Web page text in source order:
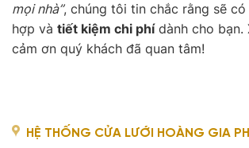
mọi nhà”, chúng tôi tin chắc rằng sẽ
hợp và tiết kiệm chi phídành cho bạn.
cảm ơn quý khách đã quan tâm!
HỆ THỐNG CỬA LƯỚI HOÀNG GIA